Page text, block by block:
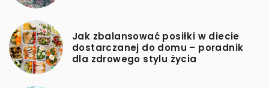
Jak zbalansować posiłki w diecie
dostarczanej do domu – poradnik
dla zdrowego stylu życia